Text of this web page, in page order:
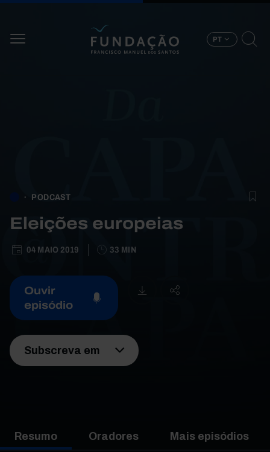
PT
PODCAST
Eleições europeias
04 MAIO 2019 33 MIN
Ouvir
episódio
Subscreva em
Resumo Oradores Mais episódios